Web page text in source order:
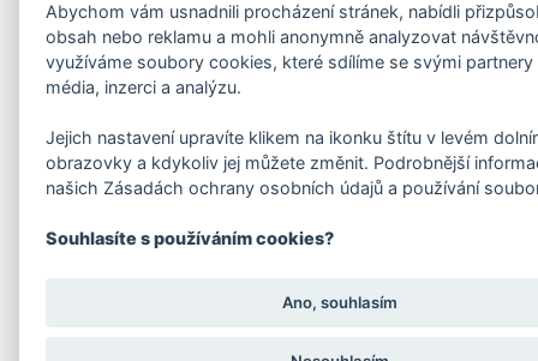
Abychom vám usnadnili procházení stránek, nabídli
obsah nebo reklamu a mohli anonymně analyzovat
využíváme soubory cookies, které sdílíme se svými
média, inzerci a analýzu.
Jejich nastavení upravíte klikem na ikonku štítu v levém
obrazovky a kdykoliv jej můžete změnit. Podrobnější
našich Zásadách ochrany osobních údajů a používání
Souhlasíte s používáním cookies?
Ano, souhlasím